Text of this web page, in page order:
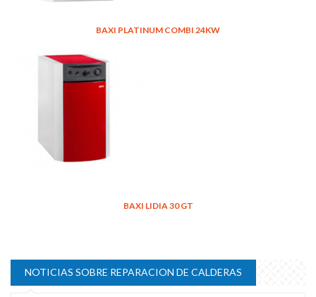
BAXI PLATINUM COMBI 24KW
BAXI LIDIA 30 GT
NOTICIAS SOBRE REPARACION DE CALDERAS